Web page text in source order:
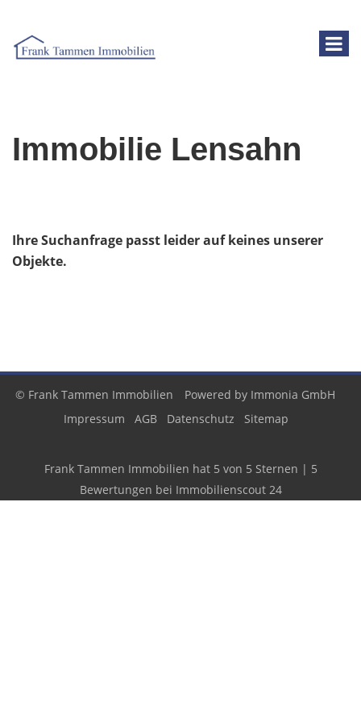
Immobilie Lensahn
Ihre Suchanfrage passt leider auf keines unserer
Objekte.
© Frank Tammen Immobilien Powered by Immonia GmbH
Impressum
AGB Datenschutz Sitemap
Frank Tammen Immobilien hat 5 von 5 Sternen | 5
Bewertungen bei Immobilienscout 24